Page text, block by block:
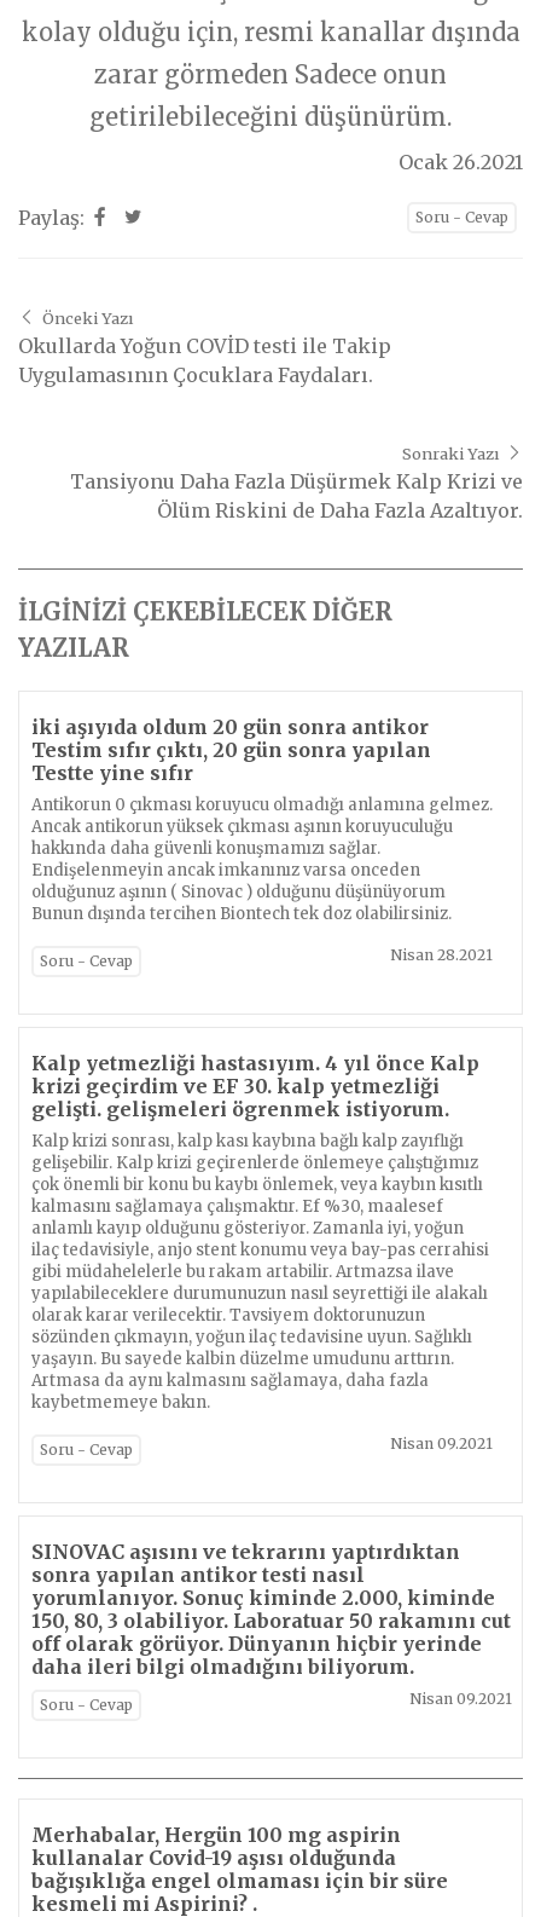
kolay olduğu için, resmi kanallar dışında
zarar görmeden Sadece onun
getirilebileceğini düşünürüm.
Ocak 26.2021
Paylaş: Soru - Cevap
Önceki Yazı
Okullarda Yoğun COVİD testi ile Takip
Uygulamasının Çocuklara Faydaları.
Sonraki Yazı
Tansiyonu Daha Fazla Düşürmek Kalp Krizi ve
Ölüm Riskini de Daha Fazla Azaltıyor.
İLGİNİZİ ÇEKEBİLECEK DİĞER
YAZILAR
iki aşıyıda oldum 20 gün sonra antikor
Testim sıfır çıktı, 20 gün sonra yapılan
Testte yine sıfır
Antikorun 0 çıkması koruyucu olmadığı anlamına gelmez.
Ancak antikorun yüksek çıkması aşının koruyuculuğu
hakkında daha güvenli konuşmamızı sağlar.
Endişelenmeyin ancak imkanınız varsa onceden
olduğunuz aşının ( Sinovac ) olduğunu düşünüyorum
Bunun dışında tercihen Biontech tek doz olabilirsiniz.
Soru - Cevap Nisan 28.2021
Kalp yetmezliği hastasıyım. 4 yıl önce Kalp
krizi geçirdim ve EF 30. kalp yetmezliği
gelişti. gelişmeleri ögrenmek istiyorum.
Kalp krizi sonrası, kalp kası kaybına bağlı kalp zayıflığı
gelişebilir. Kalp krizi geçirenlerde önlemeye çalıştığımız
çok önemli bir konu bu kaybı önlemek, veya kaybın kısıtlı
kalmasını sağlamaya çalışmaktır. Ef %30, maalesef
anlamlı kayıp olduğunu gösteriyor. Zamanla iyi, yoğun
ilaç tedavisiyle, anjo stent konumu veya bay-pas cerrahisi
gibi müdahelelerle bu rakam artabilir. Artmazsa ilave
yapılabileceklere durumunuzun nasıl seyrettiği ile alakalı
olarak karar verilecektir. Tavsiyem doktorunuzun
sözünden çıkmayın, yoğun ilaç tedavisine uyun. Sağlıklı
yaşayın. Bu sayede kalbin düzelme umudunu arttırın.
Artmasa da aynı kalmasını sağlamaya, daha fazla
kaybetmemeye bakın.
Soru - Cevap Nisan 09.2021
SINOVAC aşısını ve tekrarını yaptırdıktan
sonra yapılan antikor testi nasıl
yorumlanıyor. Sonuç kiminde 2.000, kiminde
150, 80, 3 olabiliyor. Laboratuar 50 rakamını cut
off olarak görüyor. Dünyanın hiçbir yerinde
daha ileri bilgi olmadığını biliyorum.
Soru - Cevap Nisan 09.2021
Merhabalar, Hergün 100 mg aspirin
kullanalar Covid-19 aşısı olduğunda
bağışıklığa engel olmaması için bir süre
kesmeli mi Aspirini? .